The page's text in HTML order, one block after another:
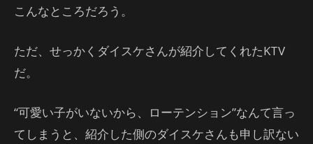
こんなところだろう。
ただ、せっかくダイスケさんが紹介してくれたKTV
だ。
“可愛い子がいないから、ローテンション”なんて言っ
てしまうと、紹介した側のダイスケさんも申し訳ない